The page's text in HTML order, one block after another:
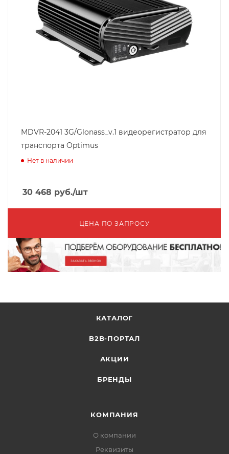
MDVR-2041 3G/Glonass_v.1 видеорегистратор для
транспорта Optimus
Нет в наличии
30 468 руб./шт
ЦЕНА ПО ЗАПРОСУ
КАТАЛОГ
B2B-ПОРТАЛ
АКЦИИ
БРЕНДЫ
КОМПАНИЯ
О компании
Реквизиты